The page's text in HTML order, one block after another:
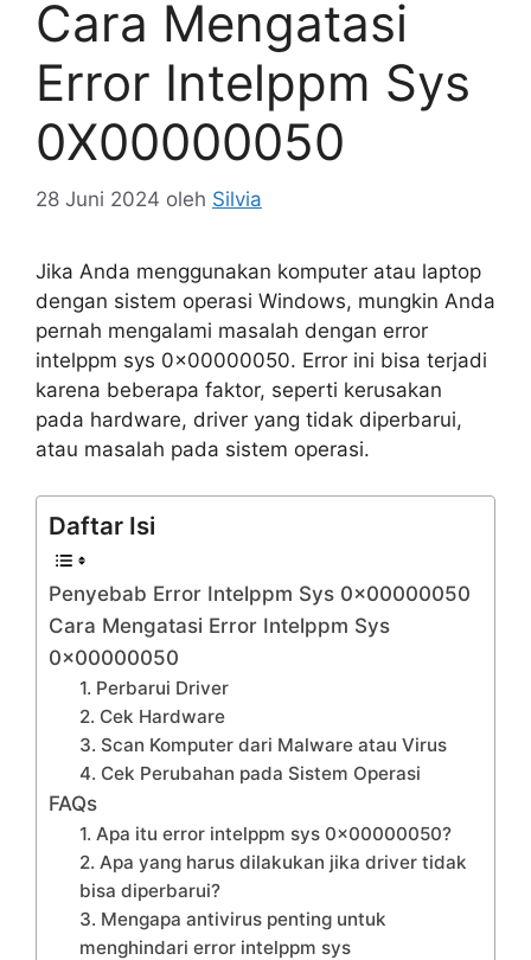
Cara Mengatasi
Error Intelppm Sys
0X00000050
28 Juni 2024 oleh Silvia
Jika Anda menggunakan komputer atau laptop
dengan sistem operasi Windows, mungkin Anda
pernah mengalami masalah dengan error
intelppm sys 0x00000050. Error ini bisa terjadi
karena beberapa faktor, seperti kerusakan
pada hardware, driver yang tidak diperbarui,
atau masalah pada sistem operasi.
Daftar Isi
Penyebab Error Intelppm Sys 0x00000050
Cara Mengatasi Error Intelppm Sys
0x00000050
1. Perbarui Driver
2. Cek Hardware
3. Scan Komputer dari Malware atau Virus
4. Cek Perubahan pada Sistem Operasi
FAQs
1. Apa itu error intelppm sys 0x00000050?
2. Apa yang harus dilakukan jika driver tidak
bisa diperbarui?
3. Mengapa antivirus penting untuk
menghindari error intelppm sys